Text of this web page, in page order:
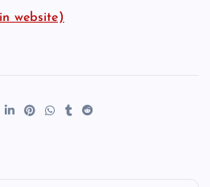
website)